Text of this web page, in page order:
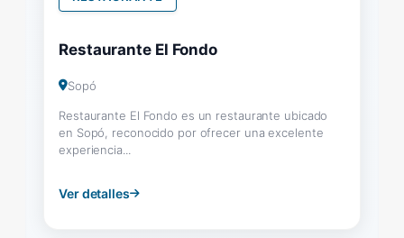
Restaurante El Fondo
Sopó
Restaurante El Fondo es un restaurante ubicado
en Sopó, reconocido por ofrecer una excelente
experiencia...
Ver detalles